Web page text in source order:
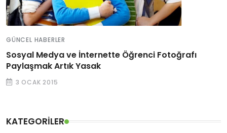
GÜNCEL HABERLER
Sosyal Medya ve İnternette Öğrenci Fotoğrafı
Paylaşmak Artık Yasak
3 OCAK 2015
KATEGORILER